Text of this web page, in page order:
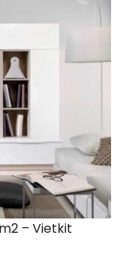
– Vietkit